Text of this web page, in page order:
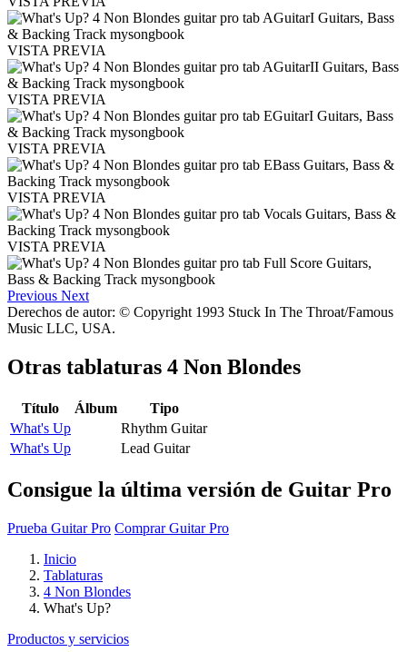
VISTA PREVIA
VISTA PREVIA
VISTA PREVIA
VISTA PREVIA
VISTA PREVIA
Previous Next
Derechos de autor: © Copyright 1993 Stuck In The Throat/Famous
Music LLC, USA.
Otras tablaturas 4 Non Blondes
Título Álbum
Tipo
What's Up
Rhythm Guitar
What's Up
Lead Guitar
Consigue la última versión de Guitar Pro
Prueba Guitar Pro Comprar Guitar Pro
Inicio
Tablaturas
4 Non Blondes
What's Up?
Productos y servicios